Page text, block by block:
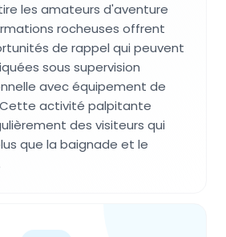
les amateurs d'aventure
rocheuses offrent
de rappel qui peuvent
sous supervision
avec équipement de
activité palpitante
des visiteurs qui
que la baignade et le